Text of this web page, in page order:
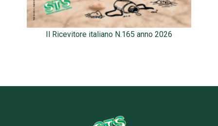
Il Ricevitore italiano N.165 anno 2026